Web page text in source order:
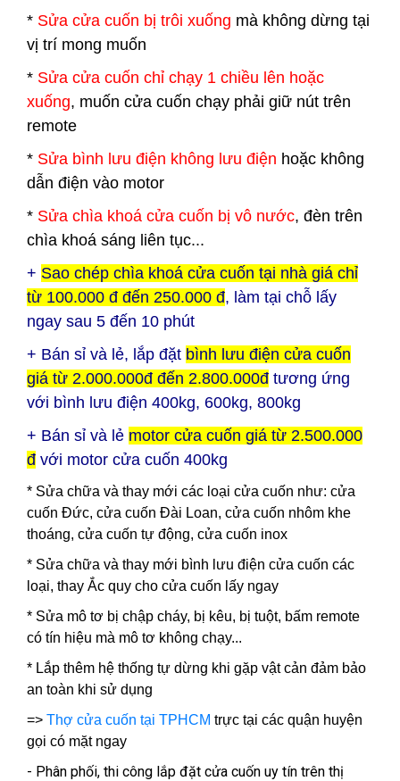
* Sửa cửa cuốn bị trôi xuống mà không dừng tại
vị trí mong muốn
* Sửa cửa cuốn chỉ chạy 1 chiều lên hoặc
xuống, muốn cửa cuốn chạy phải giữ nút trên
remote
* Sửa bình lưu điện không lưu điện hoặc không
dẫn điện vào motor
* Sửa chìa khoá cửa cuốn bị vô nước, đèn trên
chìa khoá sáng liên tục...
+ Sao chép chìa khoá cửa cuốn tại nhà giá chỉ
từ 100.000 đ đến 250.000 đ, làm tại chỗ lấy
ngay sau 5 đến 10 phút
+ Bán sỉ và lẻ, lắp đặt bình lưu điện cửa cuốn
giá từ 2.000.000đ đến 2.800.000đ tương ứng
với bình lưu điện 400kg, 600kg, 800kg
+ Bán sỉ và lẻ motor cửa cuốn giá từ 2.500.000
đ với motor cửa cuốn 400kg
* Sửa chữa và thay mới các loại cửa cuốn như: cửa
cuốn Đức, cửa cuốn Đài Loan, cửa cuốn nhôm khe
thoáng, cửa cuốn tự động, cửa cuốn inox
* Sửa chữa và thay mới bình lưu điện cửa cuốn các
loại, thay Ắc quy cho cửa cuốn lấy ngay
* Sửa mô tơ bị chập cháy, bị kêu, bị tuột, bấm remote
có tín hiệu mà mô tơ không chạy...
* Lắp thêm hệ thống tự dừng khi gặp vật cản đảm bảo
an toàn khi sử dụng
=> Thợ cửa cuốn tại TPHCM trực tại các quận huyện
gọi có mặt ngay
- Phân phối, thi công lắp đặt cửa cuốn uy tín trên thị